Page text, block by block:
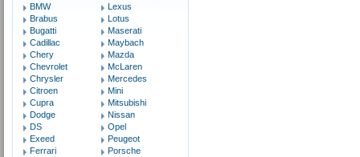
BMW
Brabus
Bugatti
Cadillac
Chery
Chevrolet
Chrysler
Citroen
Cupra
Dodge
DS
Exeed
Ferrari
Lexus
Lotus
Maserati
Maybach
Mazda
McLaren
Mercedes
Mini
Mitsubishi
Nissan
Opel
Peugeot
Porsche